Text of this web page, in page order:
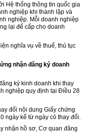
Hệ thống thông tin quốc gia
nghiệp khi thành lập và
nghiệp. Mỗi doanh nghiệp
lại để cấp cho doanh
nghĩa vụ về thuế, thủ tục
nhận đăng ký doanh
ký kinh doanh khi thay
nghiệp quy định tại Điều 28
đổi nội dung Giấy chứng
ngày kể từ ngày có thay đổi.
nhận hồ sơ, Cơ quan đăng